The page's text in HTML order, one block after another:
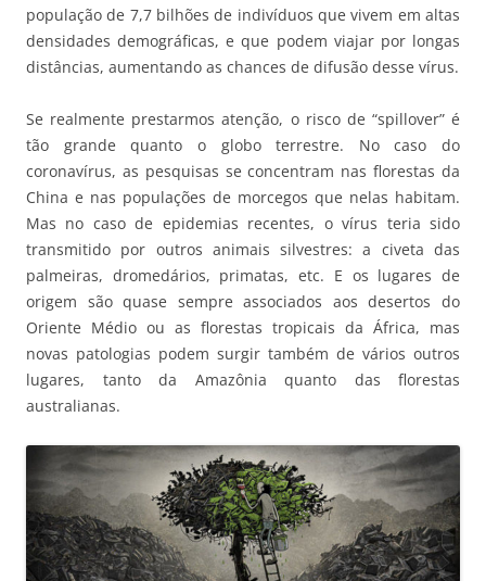
população de 7,7 bilhões de indivíduos que vivem em altas
densidades demográficas, e que podem viajar por longas
distâncias, aumentando as chances de difusão desse vírus.
Se realmente prestarmos atenção, o risco de “spillover” é
tão grande quanto o globo terrestre. No caso do
coronavírus, as pesquisas se concentram nas florestas da
China e nas populações de morcegos que nelas habitam.
Mas no caso de epidemias recentes, o vírus teria sido
transmitido por outros animais silvestres: a civeta das
palmeiras, dromedários, primatas, etc. E os lugares de
origem são quase sempre associados aos desertos do
Oriente Médio ou as florestas tropicais da África, mas
novas patologias podem surgir também de vários outros
lugares, tanto da Amazônia quanto das florestas
australianas.